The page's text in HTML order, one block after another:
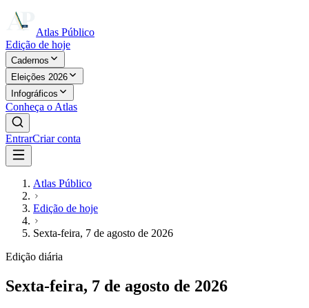
Atlas Público
Edição de hoje
Cadernos
Eleições 2026
Infográficos
Conheça o Atlas
EntrarCriar conta
Atlas Público
Edição de hoje
Sexta-feira, 7 de agosto de 2026
Edição diária
Sexta-feira, 7 de agosto de 2026